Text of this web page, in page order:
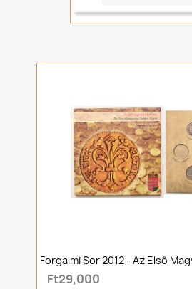
Forgalmi Sor 2012 - Az Első
Ft29,000